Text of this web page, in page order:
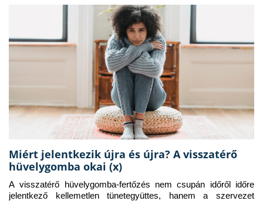
Miért jelentkezik újra és újra? A visszatérő
hüvelygomba okai (x)
A visszatérő hüvelygomba-fertőzés nem csupán időről időre
jelentkező kellemetlen tünetegyüttes, hanem a szervezet